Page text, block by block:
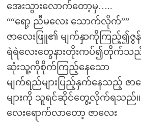
အေးသွားလောက်တော့မှ…..
““ရော့ ညီမလေး သောက်လိုက်””
ဇာလေးဖြူ၏ မျက်နှာကိုကြည့်၍
ရဲရဲလေးတွေနားတိုးကပ်၍တိုက်သည်
ဆုံးသူ့ကိုစိုက်ကြည့်နေသော
မျက်ရည်များပြည့်နှက်နေသည့် ဇာ
များကို သူရင်ဆိုင်တွေ့လိုက်ရသည်။ နှု
လေးရောက်လာတော့ ဇာလေး